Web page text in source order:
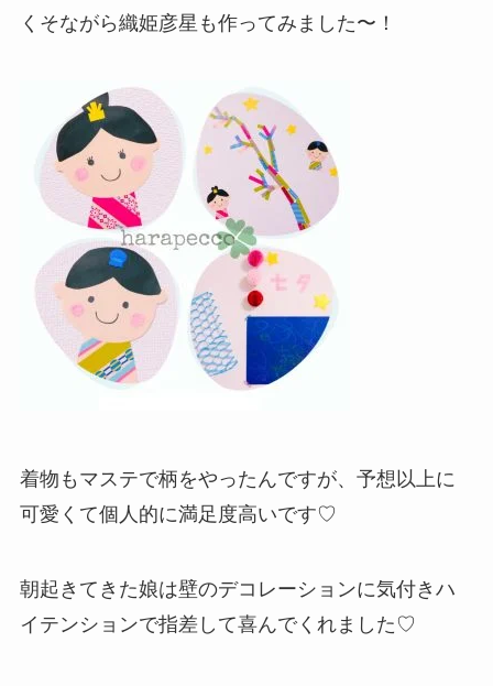
くそながら織姫彦星も作ってみました〜！
着物もマステで柄をやったんですが、予想以上に
可愛くて個人的に満足度高いです♡
朝起きてきた娘は壁のデコレーションに気付きハ
イテンションで指差して喜んでくれました♡